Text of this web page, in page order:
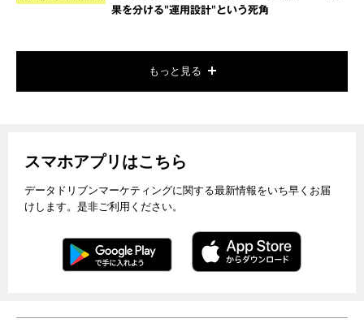
果を分ける"運用設計"という死角
もっと見る
スマホアプリはこちら
データドリブンマーケティングに関する最新情報をいち早くお届
けします。是非ご利用ください。